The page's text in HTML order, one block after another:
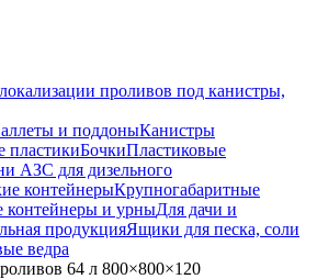
проливов под канистры,
и поддоныКанистры
пластикиБочкиПластиковые
АЗС для дизельного
контейнерыКрупногабаритные
и урныДля дачи и
продукцияЯщики для песка, соли
ведра
64 л 800×800×120